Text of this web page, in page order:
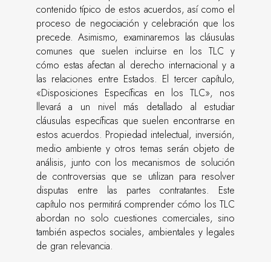
contenido típico de estos acuerdos, así como el
proceso de negociación y celebración que los
precede. Asimismo, examinaremos las cláusulas
comunes que suelen incluirse en los TLC y
cómo estas afectan al derecho internacional y a
las relaciones entre Estados. El tercer capítulo,
«Disposiciones Específicas en los TLC», nos
llevará a un nivel más detallado al estudiar
cláusulas específicas que suelen encontrarse en
estos acuerdos. Propiedad intelectual, inversión,
medio ambiente y otros temas serán objeto de
análisis, junto con los mecanismos de solución
de controversias que se utilizan para resolver
disputas entre las partes contratantes. Este
capítulo nos permitirá comprender cómo los TLC
abordan no solo cuestiones comerciales, sino
también aspectos sociales, ambientales y legales
de gran relevancia.